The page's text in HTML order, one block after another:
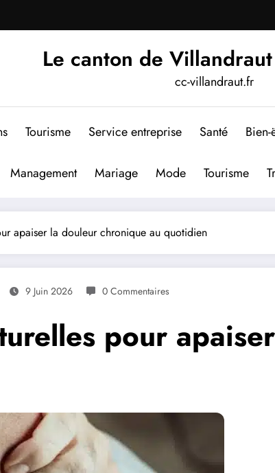
Le canton de
cc-villandraut.fr
Tourisme Service entreprise Santé Bien-
Management Mariage Mode Tourisme
apaiser la douleur chronique au quotidien
9 Juin 2026 0 Commentaires
pour